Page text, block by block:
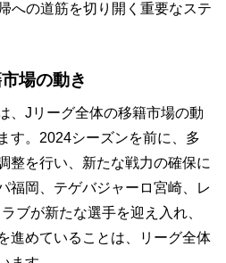
への道筋を切り開く重要なステ
場の動き
、Jリーグ全体の移籍市場の動
す。2024シーズンを前に、多
整を行い、新たな戦力の確保に
福岡、テゲバジャーロ宮崎、レ
ブが新たな選手を迎え入れ、
進めていることは、リーグ全体